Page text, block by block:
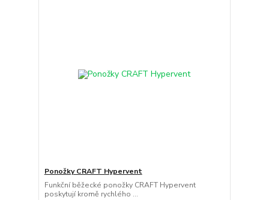
Ponožky CRAFT Hypervent
Funkční běžecké ponožky CRAFT Hypervent
poskytují kromě rychlého ...